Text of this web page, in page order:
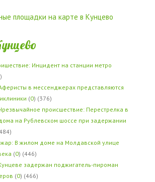
площадки на карте в Кунцево
Инцидент на станции метро
в мессенджерах представляются
(0) (376)
происшествие: Перестрелка в
на Рублевском шоссе при задержании
В жилом доме на Молдавской улице
(0) (446)
задержан поджигатель-пироман
(0) (466)